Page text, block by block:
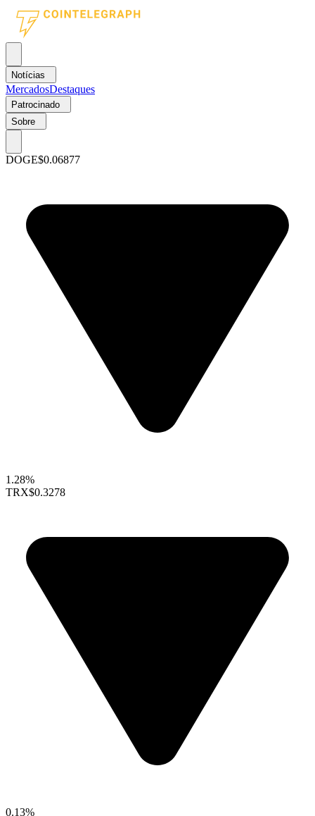
Notícias
MercadosDestaques
Patrocinado
Sobre
DOGE$0.06877
1.28%
TRX$0.3278
0.13%